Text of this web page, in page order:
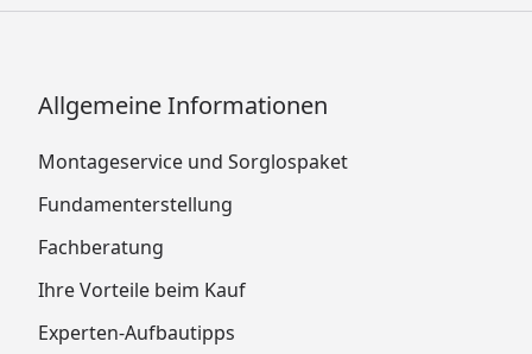
Allgemeine Informationen
Montageservice und Sorglospaket
Fundamenterstellung
Fachberatung
Ihre Vorteile beim Kauf
Experten-Aufbautipps